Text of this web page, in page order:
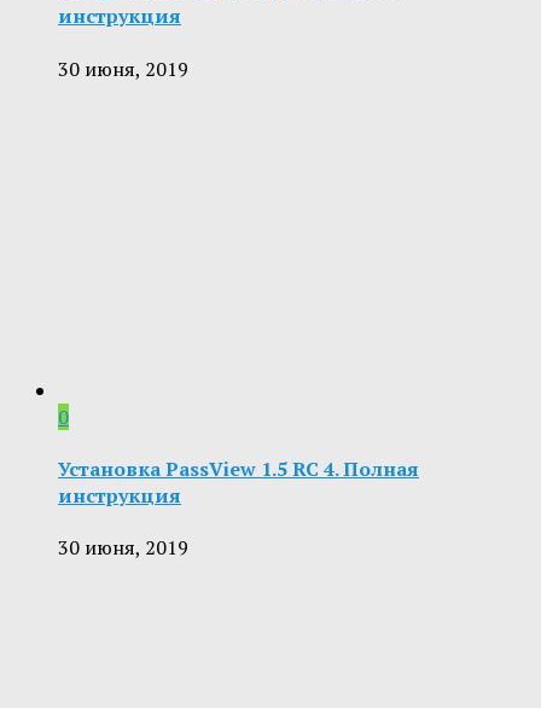
инструкция
30 июня, 2019
0
Установка PassView 1.5 RC 4. Полная
инструкция
30 июня, 2019